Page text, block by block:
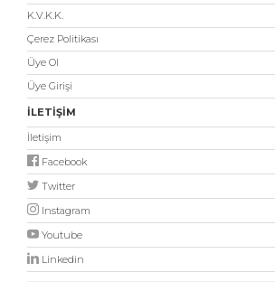
K.V.K.K.
Çerez Politikası
Üye Ol
Üye Girişi
İLETİŞİM
İletişim
Facebook
Twitter
Instagram
Youtube
Linkedin